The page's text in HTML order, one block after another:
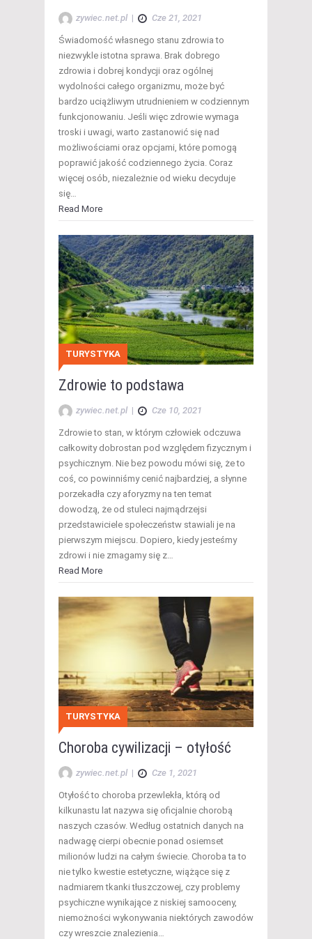
zywiec.net.pl | Cze 21, 2021
Świadomość własnego stanu zdrowia to
niezwykle istotna sprawa. Brak dobrego
zdrowia i dobrej kondycji oraz ogólnej
wydolności całego organizmu, może być
bardzo uciążliwym utrudnieniem w codziennym
funkcjonowaniu. Jeśli więc zdrowie wymaga
troski i uwagi, warto zastanowić się nad
możliwościami oraz opcjami, które pomogą
poprawić jakość codziennego życia. Coraz
więcej osób, niezależnie od wieku decyduje
się…
Read More
TURYSTYKA
Zdrowie to podstawa
zywiec.net.pl | Cze 10, 2021
Zdrowie to stan, w którym człowiek odczuwa
całkowity dobrostan pod względem fizycznym i
psychicznym. Nie bez powodu mówi się, że to
coś, co powinniśmy cenić najbardziej, a słynne
porzekadła czy aforyzmy na ten temat
dowodzą, że od stuleci najmądrzejsi
przedstawiciele społeczeństw stawiali je na
pierwszym miejscu. Dopiero, kiedy jesteśmy
zdrowi i nie zmagamy się z…
Read More
TURYSTYKA
Choroba cywilizacji – otyłość
zywiec.net.pl | Cze 1, 2021
Otyłość to choroba przewlekła, którą od
kilkunastu lat nazywa się oficjalnie chorobą
naszych czasów. Według ostatnich danych na
nadwagę cierpi obecnie ponad osiemset
milionów ludzi na całym świecie. Choroba ta to
nie tylko kwestie estetyczne, wiążące się z
nadmiarem tkanki tłuszczowej, czy problemy
psychiczne wynikające z niskiej samooceny,
niemożności wykonywania niektórych zawodów
czy wreszcie znalezienia…